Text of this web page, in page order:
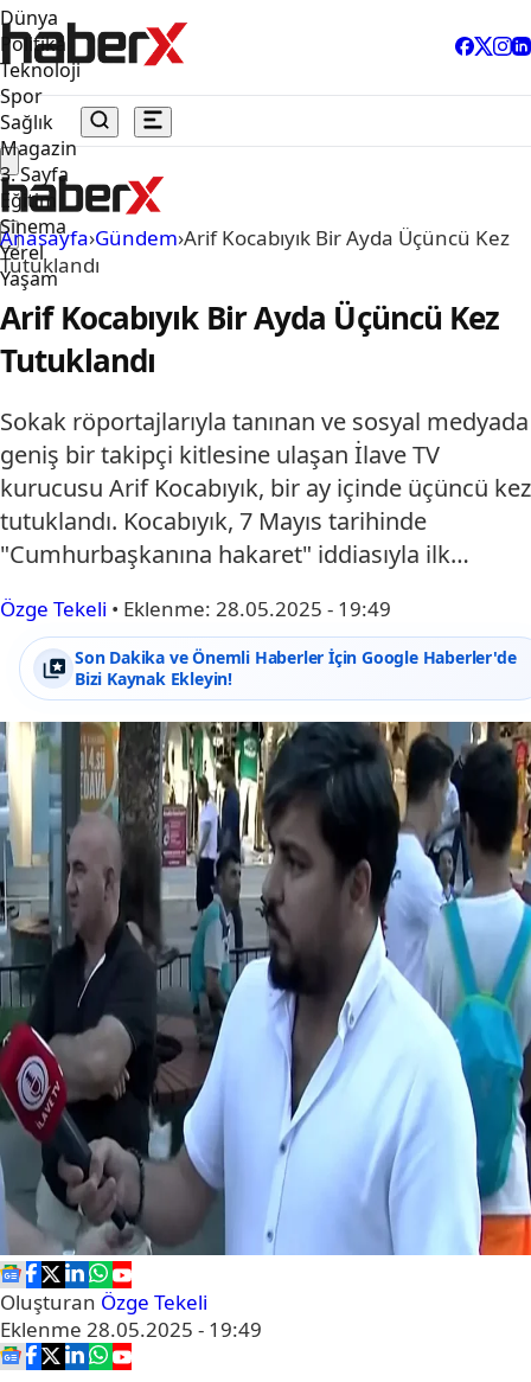
Dünya
Politika
Teknoloji
Spor
Sağlık
Magazin
3. Sayfa
Eğitim
Sinema
Yerel
Yaşam
Anasayfa›Gündem›Arif Kocabıyık Bir Ayda Üçüncü Kez
Tutuklandı
Arif Kocabıyık Bir Ayda Üçüncü Kez
Tutuklandı
Sokak röportajlarıyla tanınan ve sosyal medyada
geniş bir takipçi kitlesine ulaşan İlave TV
kurucusu Arif Kocabıyık, bir ay içinde üçüncü kez
tutuklandı. Kocabıyık, 7 Mayıs tarihinde
"Cumhurbaşkanına hakaret" iddiasıyla ilk…
Özge Tekeli • Eklenme: 28.05.2025 - 19:49
Son Dakika ve Önemli Haberler İçin Google Haberler'de
Bizi Kaynak Ekleyin!
Oluşturan Özge Tekeli
Eklenme 28.05.2025 - 19:49